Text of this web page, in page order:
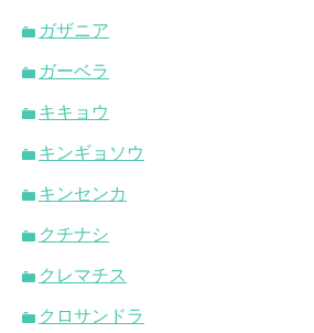
ガザニア
ガーベラ
キキョウ
キンギョソウ
キンセンカ
クチナシ
クレマチス
クロサンドラ